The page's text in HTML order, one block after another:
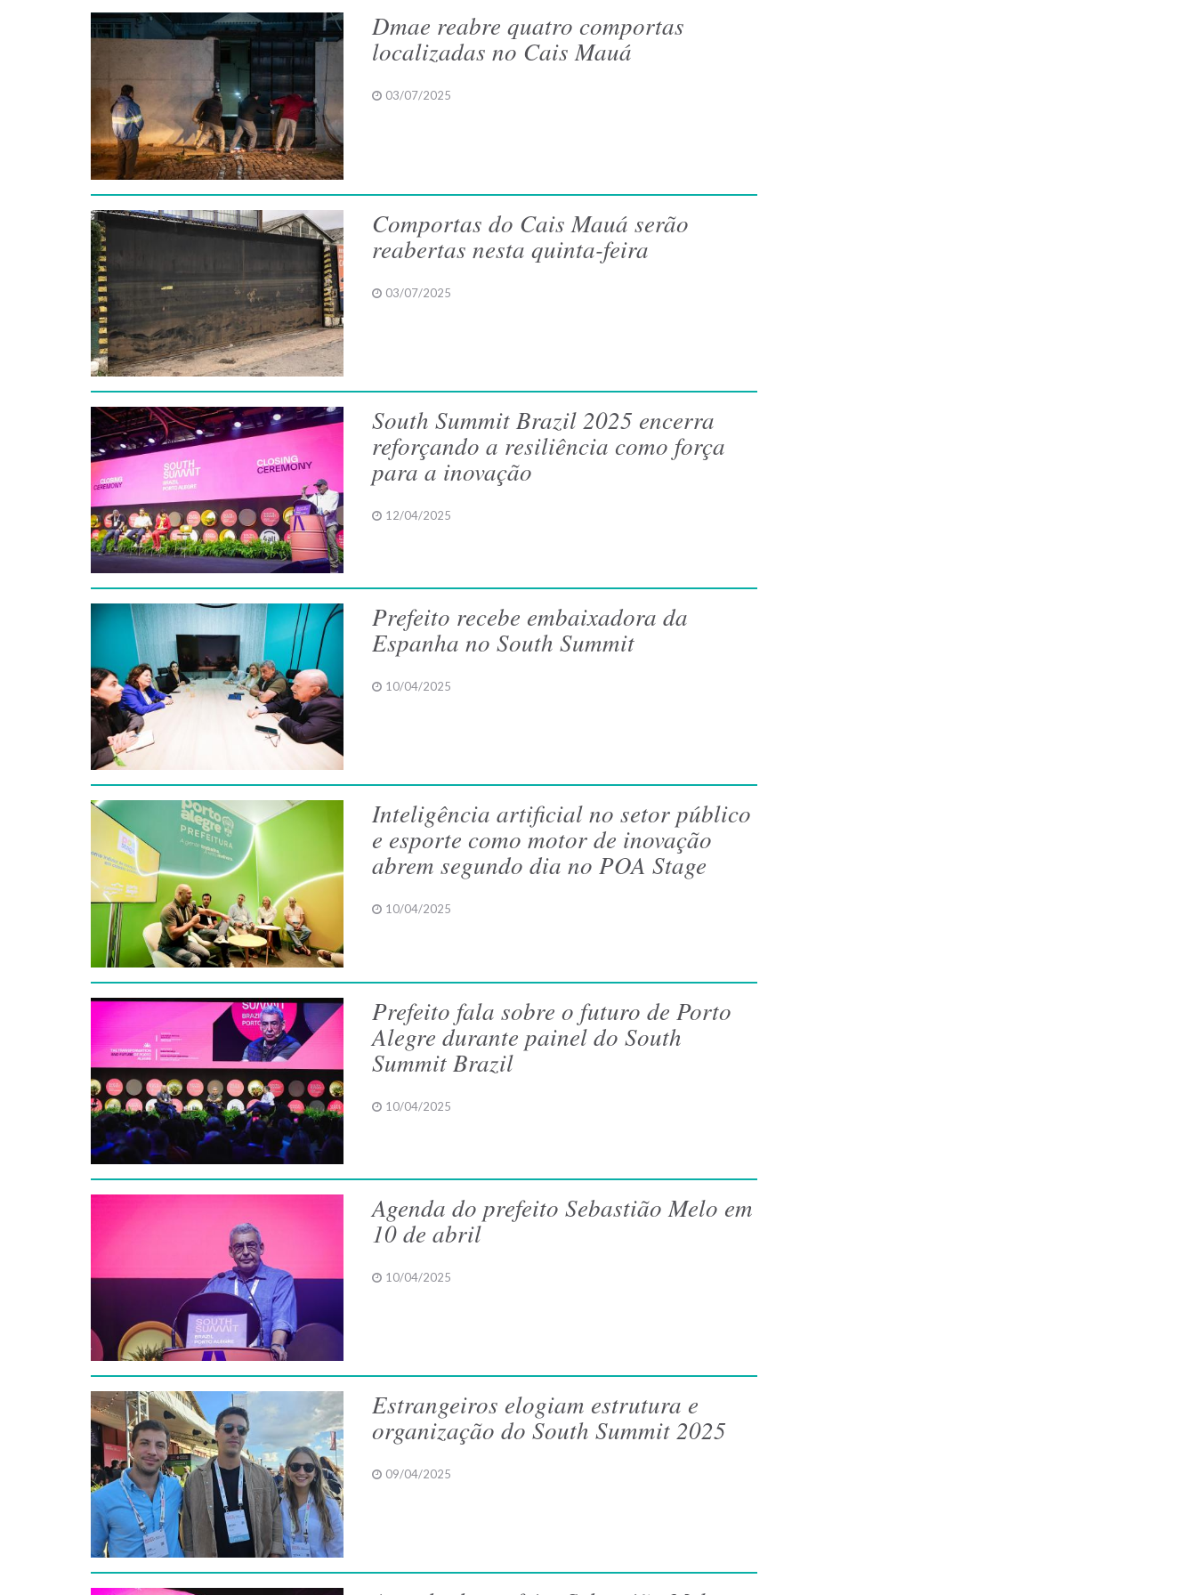
Dmae reabre quatro comportas
localizadas no Cais Mauá
03/07/2025
Comportas do Cais Mauá serão
reabertas nesta quinta-feira
03/07/2025
South Summit Brazil 2025 encerra
reforçando a resiliência como força
para a inovação
12/04/2025
Prefeito recebe embaixadora da
Espanha no South Summit
10/04/2025
Inteligência artificial no setor público
e esporte como motor de inovação
abrem segundo dia no POA Stage
10/04/2025
Prefeito fala sobre o futuro de Porto
Alegre durante painel do South
Summit Brazil
10/04/2025
Agenda do prefeito Sebastião Melo em
10 de abril
10/04/2025
Estrangeiros elogiam estrutura e
organização do South Summit 2025
09/04/2025